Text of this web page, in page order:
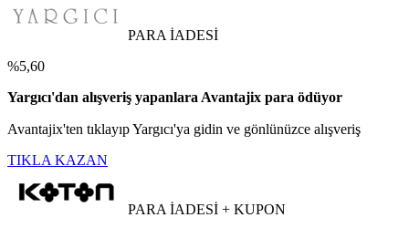
PARA İADESİ
%5,60
Yargıcı'dan alışveriş yapanlara Avantajix para ödüyor
Avantajix'ten tıklayıp Yargıcı'ya gidin ve gönlünüzce alışveriş
TIKLA KAZAN
PARA İADESİ + KUPON